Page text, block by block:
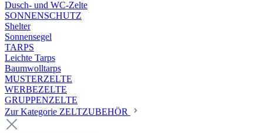
Dusch- und WC-Zelte
SONNENSCHUTZ
Shelter
Sonnensegel
TARPS
Leichte Tarps
Baumwolltarps
MUSTERZELTE
WERBEZELTE
GRUPPENZELTE
Zur Kategorie ZELTZUBEHÖR